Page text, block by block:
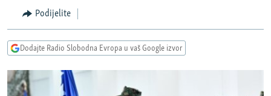
Pređite
na
pretragu
VIZUELNO
INFOGRAFIKE
RAT U UKRAJINI
KINA NA BALKANU
Podijelite
Dodajte Radio Slobodna Evropa u vaš Google izvor